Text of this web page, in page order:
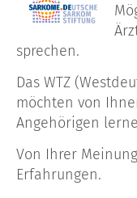
sprechen.
Das WTZ
möchten von
Angehörigen
Von Ihrer
Erfahrungen.